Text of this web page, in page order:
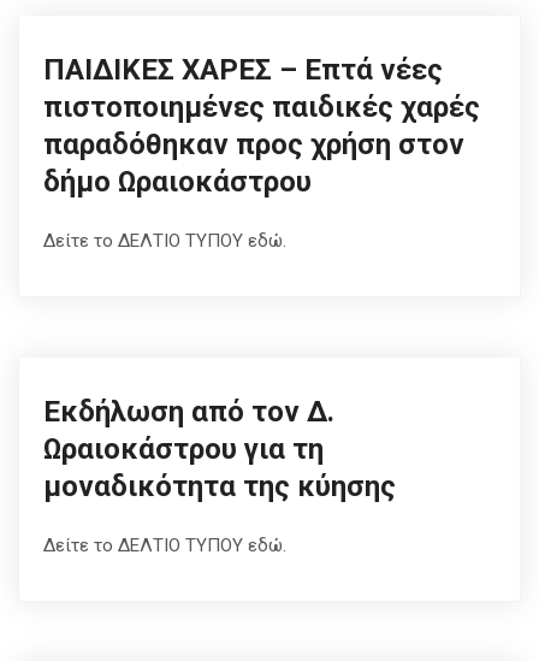
ΠΑΙΔΙΚΕΣ ΧΑΡΕΣ – Επτά νέες
πιστοποιημένες παιδικές χαρές
παραδόθηκαν προς χρήση στον
δήμο Ωραιοκάστρου
Δείτε το ΔΕΛΤΙΟ ΤΥΠΟΥ εδώ.
Εκδήλωση από τον Δ.
Ωραιοκάστρου για τη
μοναδικότητα της κύησης
Δείτε το ΔΕΛΤΙΟ ΤΥΠΟΥ εδώ.